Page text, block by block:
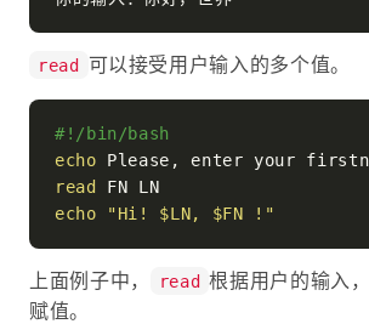
read 可以接受用户输入的多个值。
#!/bin/bash
echo
read
echo
"Hi! $LN, $FN !"
上面例子中， read 根据用户的输入
赋值。